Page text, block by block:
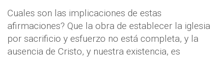
Cuales son las implicaciones de estas
afirmaciones? Que la obra de establecer la iglesia
por sacrificio y esfuerzo no está completa, y la
ausencia de Cristo, y nuestra existencia, es